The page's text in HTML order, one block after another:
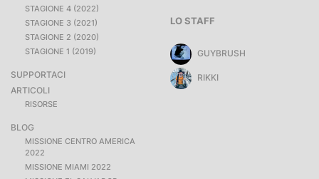
STAGIONE 4 (2022)
STAGIONE 3 (2021)
STAGIONE 2 (2020)
STAGIONE 1 (2019)
SUPPORTACI
ARTICOLI
RISORSE
BLOG
MISSIONE CENTRO AMERICA
2022
MISSIONE MIAMI 2022
LO STAFF
GUYBRUSH
RIKKI